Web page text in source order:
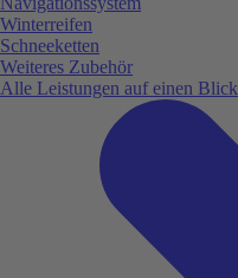
Winterreifen
Schneeketten
Weiteres Zubehör
Alle Leistungen auf einen Blick